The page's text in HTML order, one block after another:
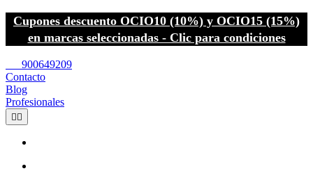
Cupones descuento OCIO10 (10%) y OCIO15 (15%)
en marcas seleccionadas - Clic para condiciones
900649209
Contacto
Blog
Profesionales
 